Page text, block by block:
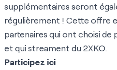
supplémentaires seront
régulièrement ! Cette offre
partenaires qui ont choisi de
et qui streament du 2XKO.
Participez ici